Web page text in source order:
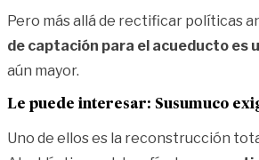
Pero más allá de rectificar políticas
de captación para el acueducto es
aún mayor.
Le puede interesar: Susumuco
Uno de ellos es la reconstrucción